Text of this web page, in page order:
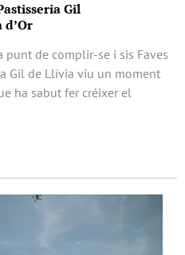
Gil
punt de complir-se i sis Faves
Gil de Llívia viu un moment
ha sabut fer créixer el